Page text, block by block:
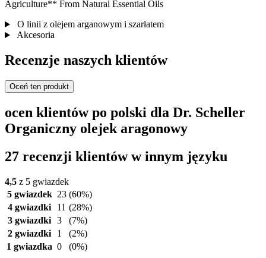
Agriculture** From Natural Essential Oils
O linii z olejem arganowym i szarłatem
Akcesoria
Recenzje naszych klientów
Oceń ten produkt
ocen klientów po polski dla Dr. Scheller
Organiczny olejek aragonowy
27 recenzji klientów w innym języku
4,5 z 5 gwiazdek
5 gwiazdek 23 (60%)
4 gwiazdki
11 (28%)
3 gwiazdki 3
(7%)
2 gwiazdki
1
(2%)
1 gwiazdka 0 (0%)